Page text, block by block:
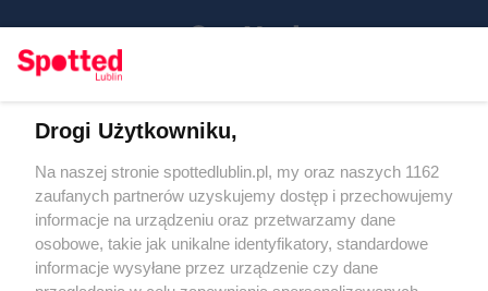
KATEGORIE
Regulamin
Polityka prywatności
RODO
Warunki korzystania z treści
Drogi Użytkowniku,
Na naszej stronie spottedlublin.pl, my oraz naszych 1162
zaufanych partnerów uzyskujemy dostęp i przechowujemy
informacje na urządzeniu oraz przetwarzamy dane
osobowe, takie jak unikalne identyfikatory, standardowe
informacje wysyłane przez urządzenie czy dane